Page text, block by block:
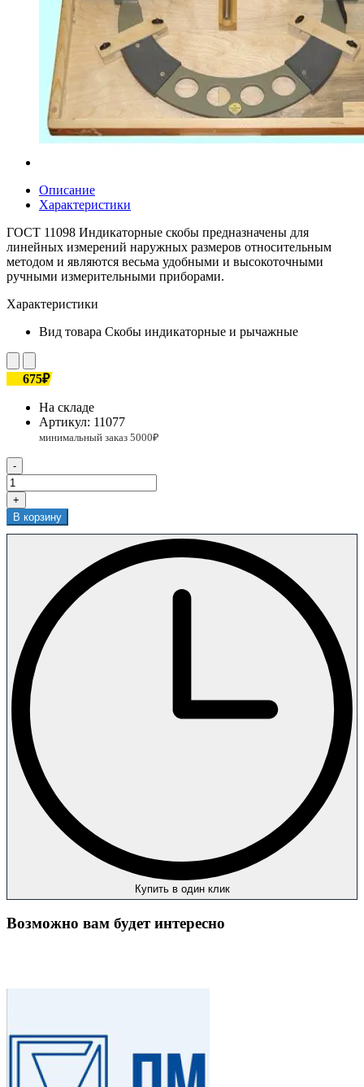
Описание
Характеристики
ГОСТ 11098 Индикаторные скобы предназначены для
линейных измерений наружных размеров относительным
методом и являются весьма удобными и высокоточными
ручными измерительными приборами.
Характеристики
Вид товара Скобы индикаторные и рычажные
675₽
На складе
Артикул: 11077
-
+
В корзину
Купить в один клик
Возможно вам будет интересно